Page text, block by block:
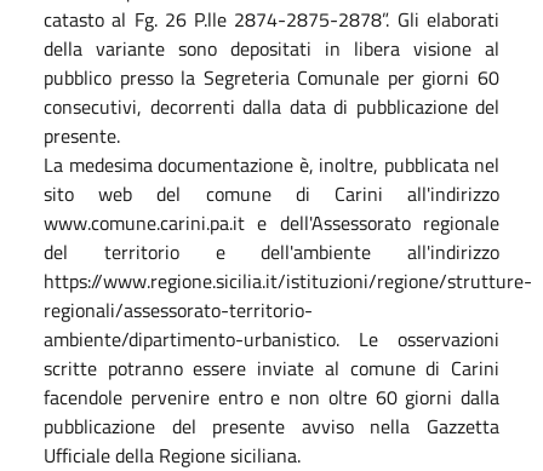
catasto al Fg. 26 P.lle 2874-2875-2878”. Gli elaborati
della variante sono depositati in libera visione al
pubblico presso la Segreteria Comunale per giorni 60
consecutivi, decorrenti dalla data di pubblicazione del
presente.
La medesima documentazione è, inoltre, pubblicata nel
sito web del comune di Carini all'indirizzo
www.comune.carini.pa.it e dell'Assessorato regionale
del territorio e dell'ambiente all'indirizzo
https://www.regione.sicilia.it/istituzioni/regione/strutture-
regionali/assessorato-territorio-
ambiente/dipartimento-urbanistico. Le osservazioni
scritte potranno essere inviate al comune di Carini
facendole pervenire entro e non oltre 60 giorni dalla
pubblicazione del presente avviso nella Gazzetta
Ufficiale della Regione siciliana.